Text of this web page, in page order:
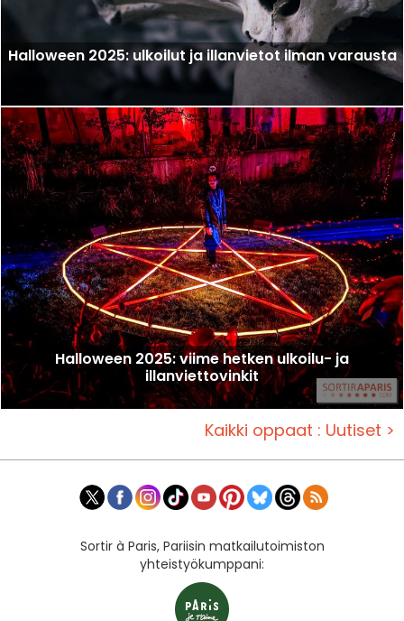
Halloween 2025: ulkoilut ja illanvietot ilman varausta
Halloween 2025: viime hetken ulkoilu- ja
illanviettovinkit
Kaikki oppaat : Uutiset >
Sortir à Paris, Pariisin matkailutoimiston
yhteistyökumppani: